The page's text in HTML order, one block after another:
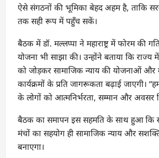
ऐसे संगठनों की भूमिका बेहद अहम है, ताकि
तक सही रूप में पहुँच सकें।
बैठक में डॉ. मल्लप्पा ने महाराष्ट्र में फोरम की
योजना भी साझा की। उन्होंने बताया कि
को जोड़कर सामाजिक न्याय की योजनाओं और
कार्यक्रमों के प्रति जागरूकता बढ़ाई जाएगी।
के लोगों को आत्मनिर्भरता, सम्मान और अवसर
बैठक का समापन इस सहमति के साथ हुआ कि
मंचों का सहयोग ही सामाजिक न्याय और
बनाएगा।